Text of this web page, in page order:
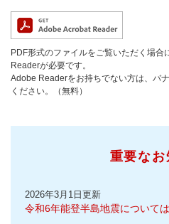
PDF形式のファイルをご覧いただく場
Readerが必要です。
Adobe Readerをお持ちでない方は、バ
ください。（無料）
重要なお
2026年3月1日更新
令和6年能登半島地震について